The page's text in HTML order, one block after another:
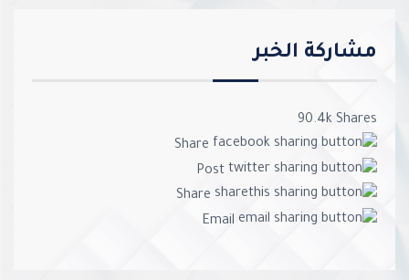
مشاركة الخبر
90.4k Shares
Share
Post
Share
Email